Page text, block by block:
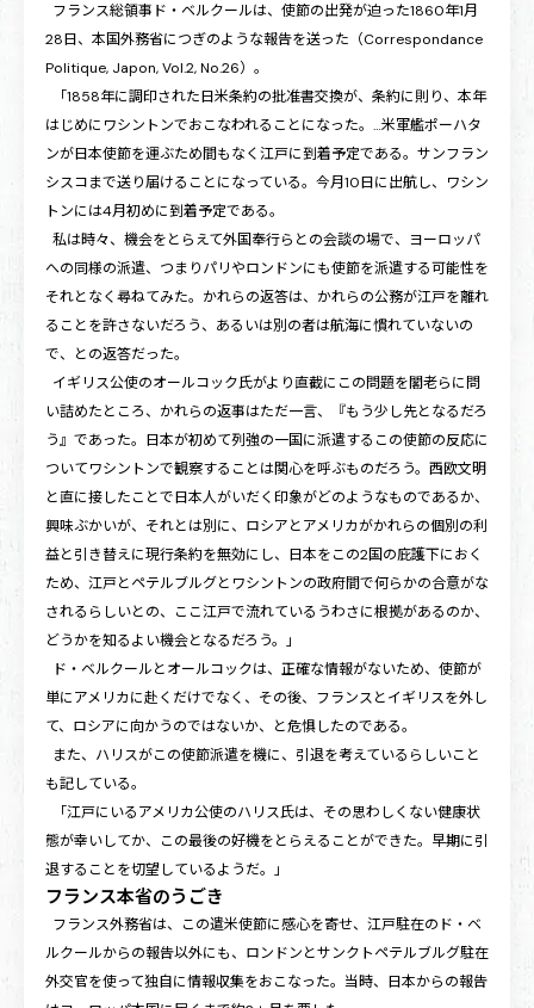
フランス総領事ド・ベルクールは、使節の出発が迫った1860年1月
28日、本国外務省につぎのような報告を送った（Correspondance
Politique, Japon, Vol.2, No.26）。
「1858年に調印された日米条約の批准書交換が、条約に則り、本年
はじめにワシントンでおこなわれることになった。…米軍艦ポーハタ
ンが日本使節を運ぶため間もなく江戸に到着予定である。サンフラン
シスコまで送り届けることになっている。今月10日に出航し、ワシン
トンには4月初めに到着予定である。
私は時々、機会をとらえて外国奉行らとの会談の場で、ヨーロッパ
への同様の派遣、つまりパリやロンドンにも使節を派遣する可能性を
それとなく尋ねてみた。かれらの返答は、かれらの公務が江戸を離れ
ることを許さないだろう、あるいは別の者は航海に慣れていないの
で、との返答だった。
イギリス公使のオールコック氏がより直截にこの問題を閣老らに問
い詰めたところ、かれらの返事はただ一言、『もう少し先となるだろ
う』であった。日本が初めて列強の一国に派遣するこの使節の反応に
ついてワシントンで観察することは関心を呼ぶものだろう。西欧文明
と直に接したことで日本人がいだく印象がどのようなものであるか、
興味ぶかいが、それとは別に、ロシアとアメリカがかれらの個別の利
益と引き替えに現行条約を無効にし、日本をこの2国の庇護下におく
ため、江戸とペテルブルグとワシントンの政府間で何らかの合意がな
されるらしいとの、ここ江戸で流れているうわさに根拠があるのか、
どうかを知るよい機会となるだろう。」
ド・ベルクールとオールコックは、正確な情報がないため、使節が
単にアメリカに赴くだけでなく、その後、フランスとイギリスを外し
て、ロシアに向かうのではないか、と危惧したのである。
また、ハリスがこの使節派遣を機に、引退を考えているらしいこと
も記している。
「江戸にいるアメリカ公使のハリス氏は、その思わしくない健康状
態が幸いしてか、この最後の好機をとらえることができた。早期に引
退することを切望しているようだ。」
フランス本省のうごき
フランス外務省は、この遣米使節に感心を寄せ、江戸駐在のド・ベ
ルクールからの報告以外にも、ロンドンとサンクトペテルブルグ駐在
外交官を使って独自に情報収集をおこなった。当時、日本からの報告